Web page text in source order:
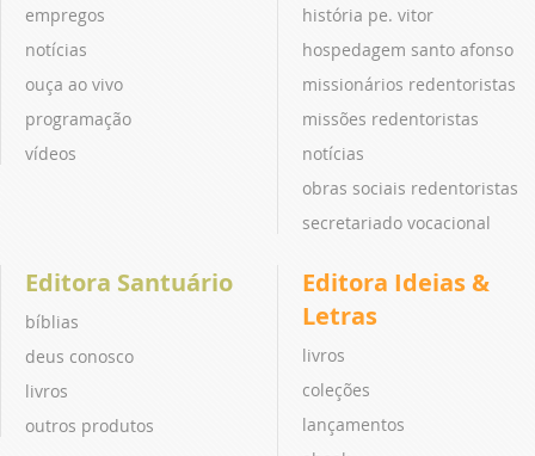
empregos
notícias
ouça ao vivo
programação
vídeos
história pe. vitor
hospedagem santo afonso
missionários redentoristas
missões redentoristas
notícias
obras sociais redentoristas
secretariado vocacional
Editora Santuário
bíblias
deus conosco
livros
outros produtos
Editora Ideias &
Letras
livros
coleções
lançamentos